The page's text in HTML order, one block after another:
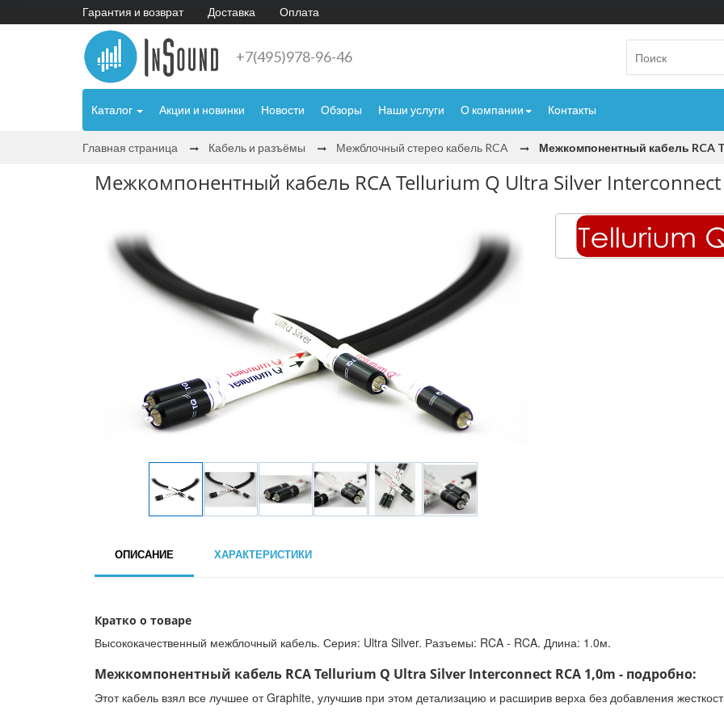
Гарантия и возврат Доставка Оплата
+7(495)978-96-46
Каталог Акции и новинки Новости Обзоры Наши услуги О компании Контакты
Главная страница Кабель и разъёмы Межблочный стерео кабель RCA Межкомпонентный кабель RCA
Межкомпонентный кабель RCA Tellurium Q Ultra Silver Interconnect
ОПИСАНИЕ ХАРАКТЕРИСТИКИ
Кратко о товаре
Высококачественный межблочный кабель. Серия: Ultra Silver. Разъемы: RCA - RCA. Длина: 1.0м.
Межкомпонентный кабель RCA Tellurium Q Ultra Silver Interconnect RCA 1,0m - подробно:
Этот кабель взял все лучшее от Graphite, улучшив при этом детализацию и расширив верха без добавления